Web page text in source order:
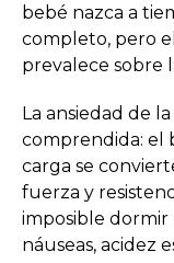
bebé nazca a
completo, pero
prevalece sobre
La ansiedad de
comprendida: el
carga se
fuerza y
imposible dormir
náuseas, acidez